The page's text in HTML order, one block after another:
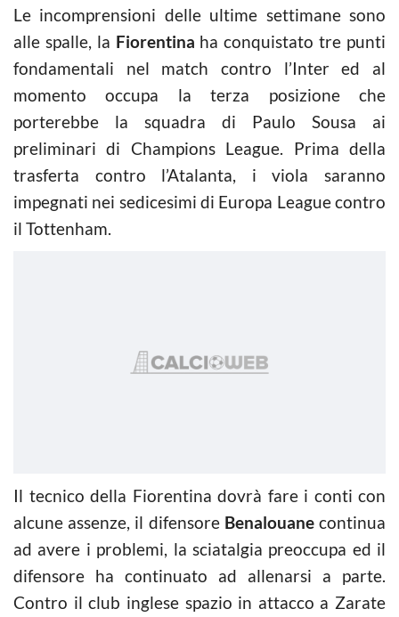
Le incomprensioni delle ultime settimane sono
alle spalle, la Fiorentina ha conquistato tre punti
fondamentali nel match contro l’Inter ed al
momento occupa la terza posizione che
porterebbe la squadra di Paulo Sousa ai
preliminari di Champions League. Prima della
trasferta contro l’Atalanta, i viola saranno
impegnati nei sedicesimi di Europa League contro
il Tottenham.
Il tecnico della Fiorentina dovrà fare i conti con
alcune assenze, il difensore Benalouanecontinua
ad avere i problemi, la sciatalgia preoccupa ed il
difensore ha continuato ad allenarsi a parte.
Contro il club inglese spazio in attacco a Zarate